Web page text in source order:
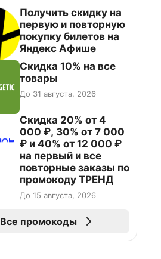
Получить скидку на
первую и повторную
покупку билетов на
Яндекс Афише
Скидка 10% на все
товары
До 31 августа, 2026
Скидка 20% от 4
000 ₽, 30% от 7 000
₽ и 40% от 12 000 ₽
на первый и все
повторные заказы по
промокоду ТРЕНД
До 15 августа, 2026
Все промокоды